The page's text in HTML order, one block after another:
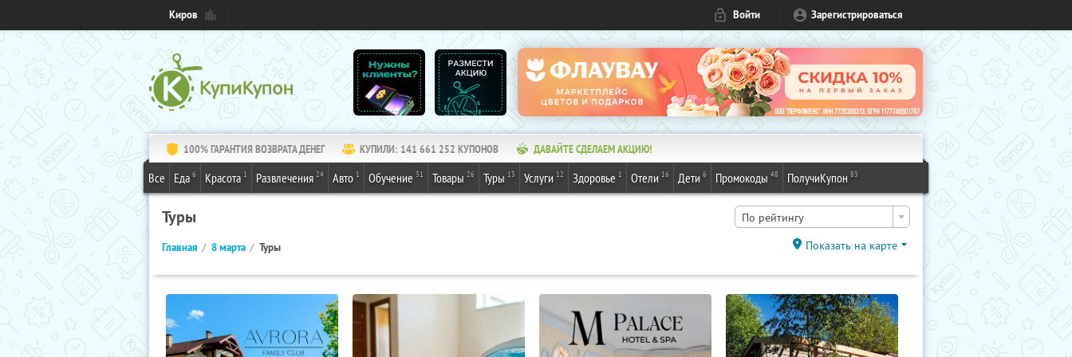
Киров Войти Зарегистрироваться
100% ГАРАНТИЯ ВОЗВРАТА ДЕНЕГ КУПИЛИ: 141 661 252 КУПОНОВ ДАВАЙТЕ СДЕЛАЕМ АКЦИЮ!
Все Еда 6 Красота 1 Развлечения 24 Авто 1 Обучение 31 Товары 26 Туры 13 Услуги 12 Здоровье 1 Отели 16 Дети 6 Промокоды 48 ПолучиКупон 83
Туры По рейтингу
Главная 8 марта Туры Показать на карте